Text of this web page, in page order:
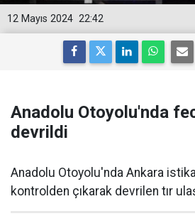
22:42
12 Mayıs 2024
Anadolu Otoyolu'nda
devrildi
Anadolu Otoyolu'nda Ankara
kontrolden çıkarak devrilen tır